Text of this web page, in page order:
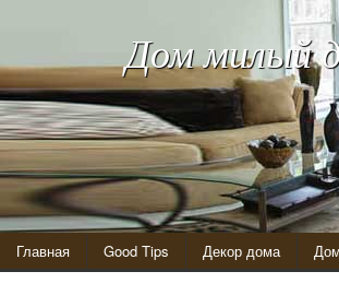
Дом милый
Главная Good Tips Декор дома Дом